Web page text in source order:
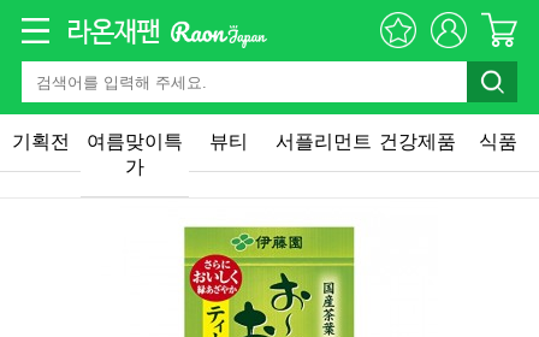
기획전
여름맞이특
가
뷰티 서플리먼트 건강제품 식품